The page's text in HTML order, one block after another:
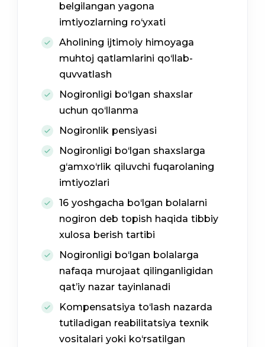
belgilangan yagona
imtiyozlarning ro‘yxati
Aholining ijtimoiy himoyaga
muhtoj qatlamlarini qo‘llab-
quvvatlash
Nogironligi bo‘lgan shaxslar
uchun qo‘llanma
Nogironlik pensiyasi
Nogironligi bo‘lgan shaxslarga
g‘amxo‘rlik qiluvchi fuqarolaning
imtiyozlari
16 yoshgacha bo‘lgan bolalarni
nogiron deb topish haqida tibbiy
xulosa berish tartibi
Nogironligi bo‘lgan bolalarga
nafaqa murojaat qilinganligidan
qat’iy nazar tayinlanadi
Kompensatsiya to‘lash nazarda
tutiladigan reabilitatsiya texnik
vositalari yoki ko‘rsatilgan